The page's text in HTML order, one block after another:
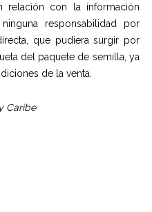
relación con la información
responsabilidad por
que pudiera surgir por
del paquete de semilla, ya
de la venta.
Caribe